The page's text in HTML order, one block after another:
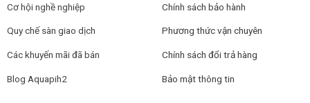
Cơ hội nghề nghiệp
Quy chế sàn giao dịch
Các khuyến mãi đã bán
Blog Aquapih2
Chính sách bảo hành
Phương thức vận chuyên
Chính sách đổi trả hàng
Bảo mật thông tin